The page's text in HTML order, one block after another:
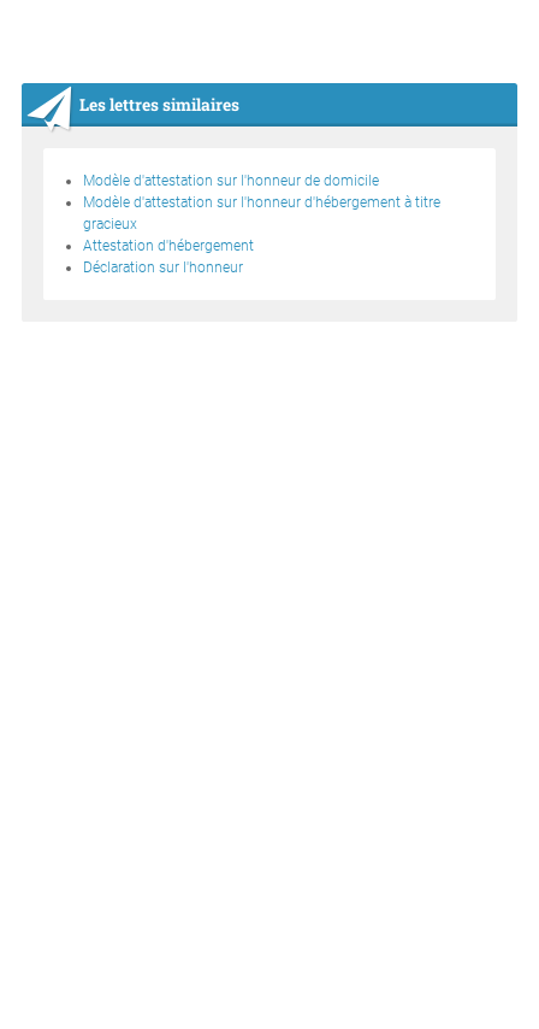
Les lettres similaires
Modèle d'attestation sur l'honneur de domicile
Modèle d'attestation sur l'honneur d'hébergement à titre
gracieux
Attestation d'hébergement
Déclaration sur l'honneur